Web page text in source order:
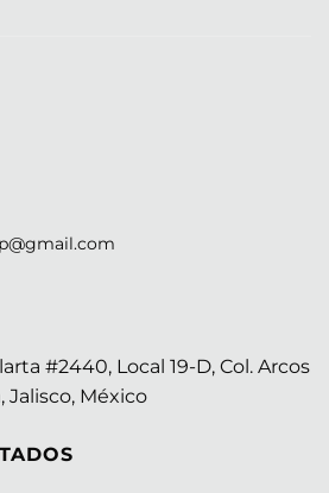
#2440, Local 19-D, Col. Arcos
Jalisco, México